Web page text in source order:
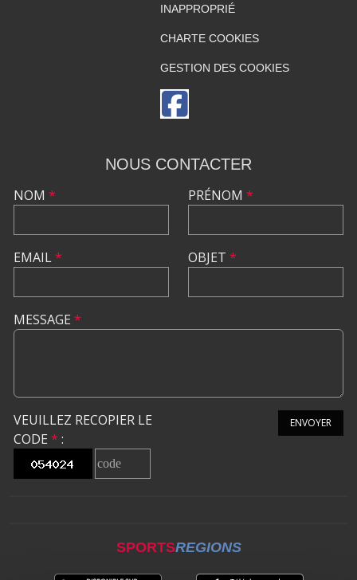
INAPPROPRIÉ
CHARTE COOKIES
GESTION DES COOKIES
NOUS CONTACTER
NOM *
EMAIL*
PRÉNOM *
OBJET *
MESSAGE *
VEUILLEZ RECOPIER LE
CODE * :
ENVOYER
SPORTSREGIONS